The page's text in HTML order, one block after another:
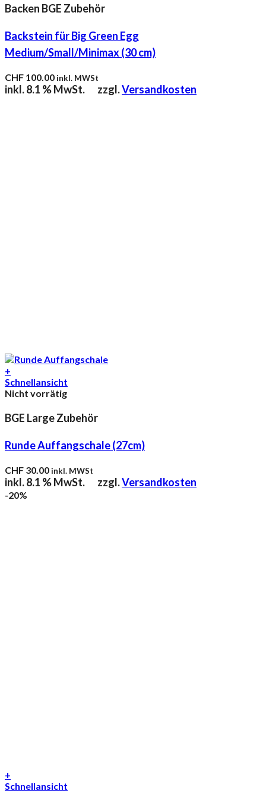
Backen BGE Zubehör
Backstein für Big Green Egg
Medium/Small/Minimax (30 cm)
CHF 100.00inkl. MWSt
inkl. 8.1 % MwSt. zzgl.Versandkosten
+
Schnellansicht
Nicht vorrätig
BGE Large Zubehör
Runde Auffangschale (27cm)
CHF 30.00inkl. MWSt
inkl. 8.1 % MwSt. zzgl.Versandkosten
-20%
+
Schnellansicht